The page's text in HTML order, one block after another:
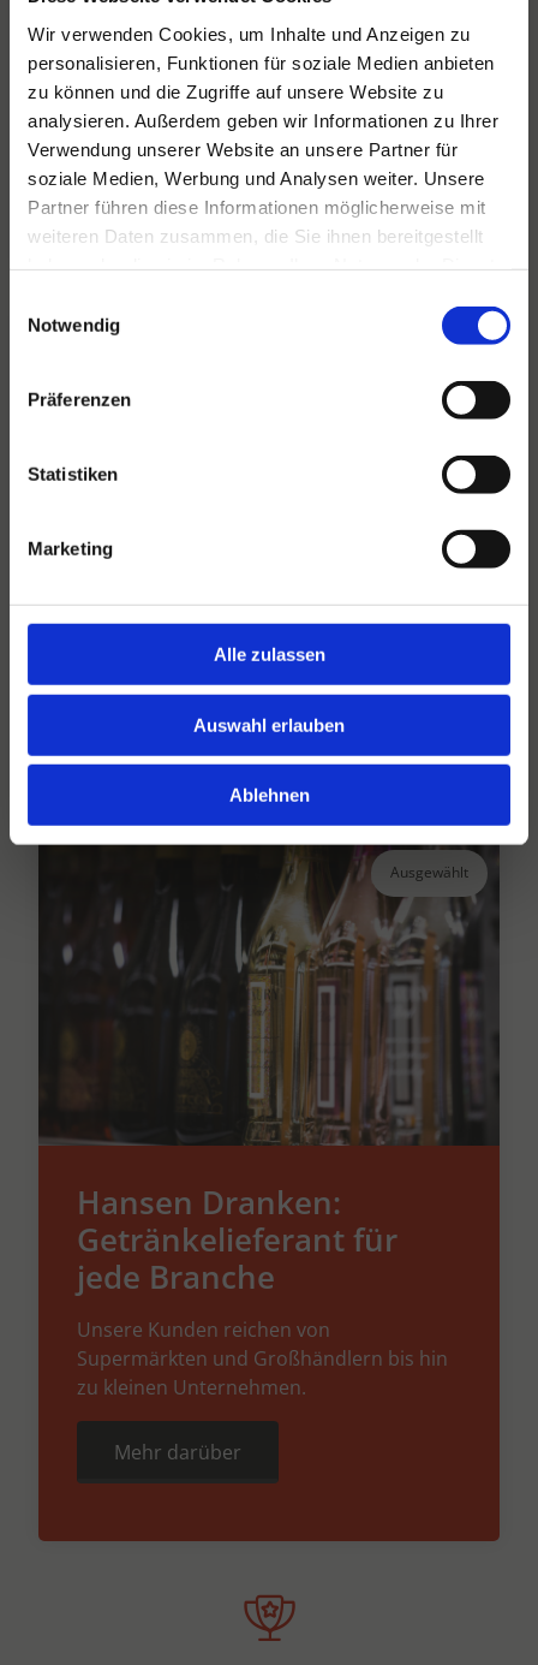
Wir verwenden Cookies, um Inhalte und Anzeigen zu
personalisieren, Funktionen für soziale Medien anbieten
zu können und die Zugriffe auf unsere Website zu
analysieren. Außerdem geben wir Informationen zu Ihrer
Verwendung unserer Website an unsere Partner für
soziale Medien, Werbung und Analysen weiter. Unsere
Partner führen diese Informationen möglicherweise mit
weiteren Daten zusammen, die Sie ihnen bereitgestellt
Notwendig
Präferenzen
Statistiken
Marketing
Alle zulassen
Auswahl erlauben
Ablehnen
Für alle Ihre Veranstaltungen
und Feste
Hansen Events ist Ihr Partner für
Veranstaltungen von groß bis klein.
Lesen Sie mehr
Hansen Dranken seit 1947
Ihr großer unabhängiger Getränkegroßhändler
Lesen Sie mehr
Ausgewählt
Hansen Dranken:
Getränkelieferant für
jede Branche
Unsere Kunden reichen von
Supermärkten und Großhändlern bis hin
zu kleinen Unternehmen.
Mehr darüber